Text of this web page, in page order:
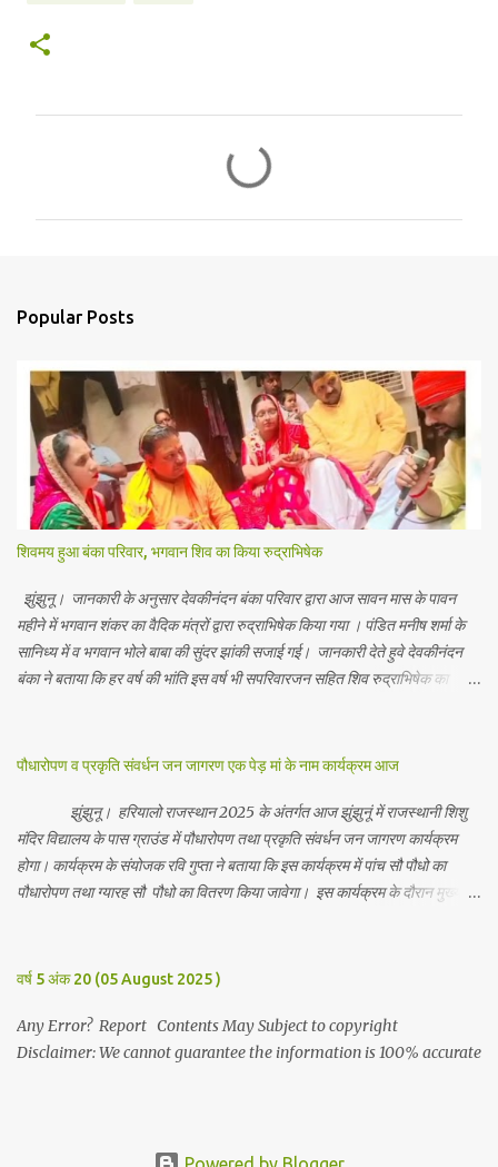
s
Popular Posts
शिवमय हुआ बंका परिवार, भगवान शिव का किया रुद्राभिषेक
झुंझुनू। जानकारी के अनुसार देवकीनंदन बंका परिवार द्वारा आज सावन मास के पावन
महीने में भगवान शंकर का वैदिक मंत्रों द्वारा रुद्राभिषेक किया गया । पंडित मनीष शर्मा के
सानिध्य में व भगवान भोले बाबा की सुंदर झांकी सजाई गई। जानकारी देते हुवे देवकीनंदन
बंका ने बताया कि हर वर्ष की भांति इस वर्ष भी सपरिवारजन सहित शिव रुद्राभिषेक का
भाविक, लाडो, मीना, रेनू, निर्मला, दीक्षा, मनीषा आदि सभी परिवार जन उपस्थित रहे।
guarantee the information is 100% accurate
पौधारोपण व प्रकृति संवर्धन जन जागरण एक पेड़ मां के नाम कार्यक्रम आज
झुंझुनू। हरियालो राजस्थान 2025 के अंतर्गत आज झुंझुनूं में राजस्थानी शिशु
मंदिर विद्यालय के पास ग्राउंड में पौधारोपण तथा प्रकृति संवर्धन जन जागरण कार्यक्रम
होगा। कार्यक्रम के संयोजक रवि गुप्ता ने बताया कि इस कार्यक्रम में पांच सौ पौधो का
पौधारोपण तथा ग्यारह सौ पौधो का वितरण किया जावेगा। इस कार्यक्रम के दौरान मुख्य
उपस्थित रहेंगे। Contents May Subject to copyright Disclaimer: We
वर्ष 5 अंक 20 (05 August 2025 )
Any Error? Report Contents May Subject to copyright
Disclaimer: We cannot guarantee the information is 100% accurate